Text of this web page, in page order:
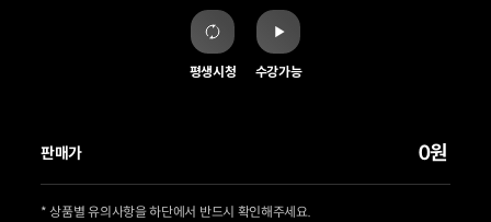
평생시청 수강가능
판매가 0원
* 상품별 유의사항을 하단에서 반드시 확인해주세요.